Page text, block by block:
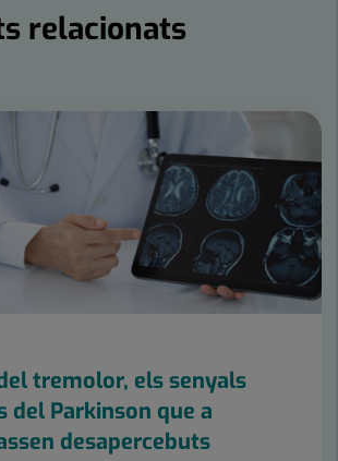
relacionats
tremolor, els senyals
del Parkinson que a
desapercebuts